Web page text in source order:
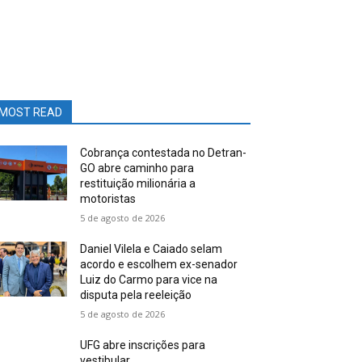
READ
Cobrança contestada no Detran-
GO abre caminho para
restituição milionária a
motoristas
5 de agosto de 2026
Daniel Vilela e Caiado selam
acordo e escolhem ex-senador
Luiz do Carmo para vice na
disputa pela reeleição
5 de agosto de 2026
UFG abre inscrições para